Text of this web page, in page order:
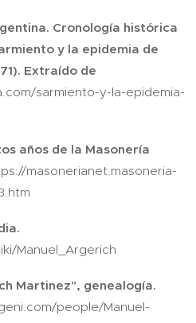
Cronología histórica
y la epidemia de
Extraído de
sarmiento-y-la-epidemia-
años de la Masonería
masonerianet.masoneria-
Manuel_Argerich
Martinez", genealogía.
people/Manuel-